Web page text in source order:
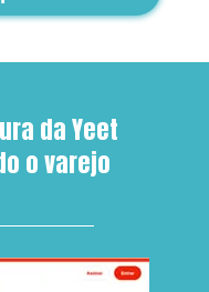
da Yeet
o varejo